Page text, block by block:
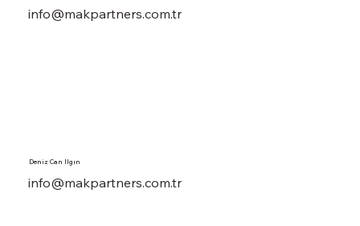
info@makpartners.com.tr
Deniz Can Ilgın
info@makpartners.com.tr